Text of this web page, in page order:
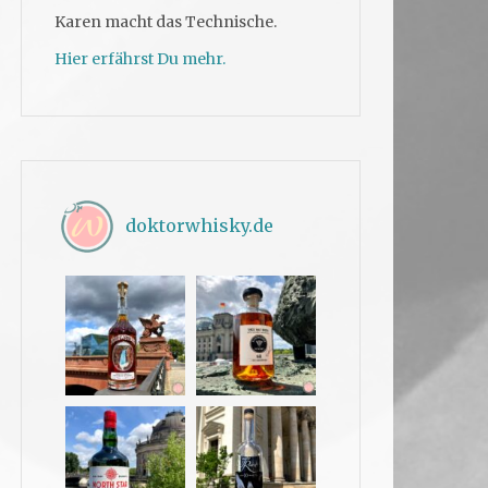
Karen macht das Technische.
Hier erfährst Du mehr.
doktorwhisky.de